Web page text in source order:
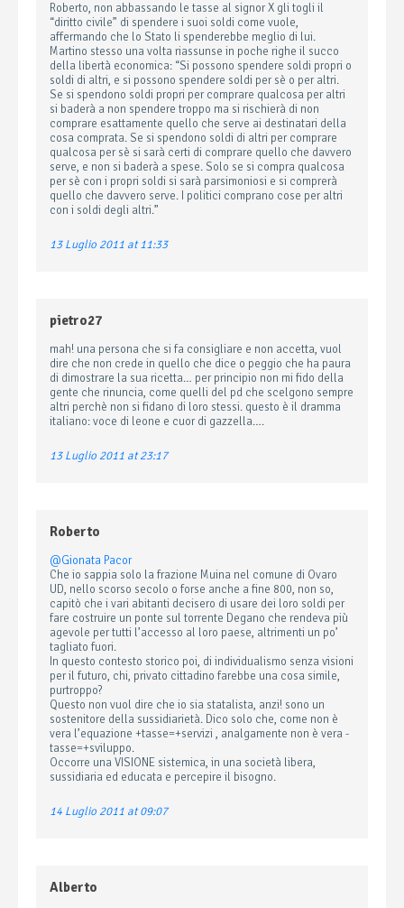
Roberto, non abbassando le tasse al signor X gli togli il
“diritto civile” di spendere i suoi soldi come vuole,
affermando che lo Stato li spenderebbe meglio di lui.
Martino stesso una volta riassunse in poche righe il succo
della libertà economica: “Si possono spendere soldi propri o
soldi di altri, e si possono spendere soldi per sè o per altri.
Se si spendono soldi propri per comprare qualcosa per altri
si baderà a non spendere troppo ma si rischierà di non
comprare esattamente quello che serve ai destinatari della
cosa comprata. Se si spendono soldi di altri per comprare
qualcosa per sè si sarà certi di comprare quello che davvero
serve, e non si baderà a spese. Solo se si compra qualcosa
per sè con i propri soldi si sarà parsimoniosi e si comprerà
quello che davvero serve. I politici comprano cose per altri
con i soldi degli altri.”
13 Luglio 2011 at 11:33
pietro27
mah! una persona che si fa consigliare e non accetta, vuol
dire che non crede in quello che dice o peggio che ha paura
di dimostrare la sua ricetta… per principio non mi fido della
gente che rinuncia, come quelli del pd che scelgono sempre
altri perchè non si fidano di loro stessi. questo è il dramma
italiano: voce di leone e cuor di gazzella….
13 Luglio 2011 at 23:17
Roberto
@Gionata Pacor
Che io sappia solo la frazione Muina nel comune di Ovaro
UD, nello scorso secolo o forse anche a fine 800, non so,
capitò che i vari abitanti decisero di usare dei loro soldi per
fare costruire un ponte sul torrente Degano che rendeva più
agevole per tutti l’accesso al loro paese, altrimenti un po’
tagliato fuori.
In questo contesto storico poi, di individualismo senza visioni
per il futuro, chi, privato cittadino farebbe una cosa simile,
purtroppo?
Questo non vuol dire che io sia statalista, anzi! sono un
sostenitore della sussidiarietà. Dico solo che, come non è
vera l’equazione +tasse=+servizi , analgamente non è vera -
tasse=+sviluppo.
Occorre una VISIONE sistemica, in una società libera,
sussidiaria ed educata e percepire il bisogno.
14 Luglio 2011 at 09:07
Alberto